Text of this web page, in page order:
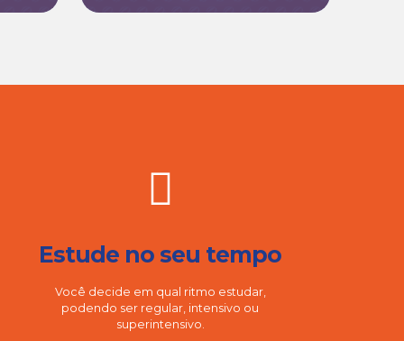
Estude no seu tempo
Você decide em qual ritmo estudar,
podendo ser regular, intensivo ou
superintensivo.